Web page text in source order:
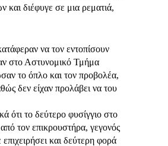
και διέφυγε σε μια ρεματιά,
να τον εντοπίσουν
στο Αστυνομικό Τμήμα
το όπλο και τον προβολέα,
δεν είχαν προλάβει να του
ότι το δεύτερο φυσίγγιο στο
τον επικρουστήρα, γεγονός
και δεύτερη φορά